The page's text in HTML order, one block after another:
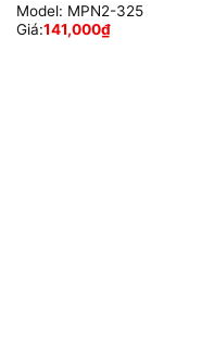
Model: MPN2-325
Giá:141,000₫